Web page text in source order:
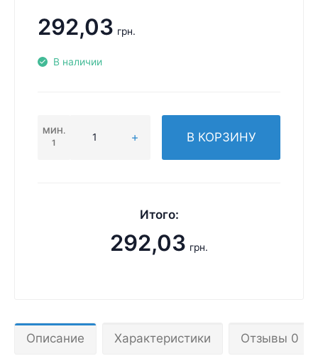
292,03 грн.
В наличии
МИН.
1
В КОРЗИНУ
Итого:
292,03 грн.
Описание Характеристики Отзывы 0